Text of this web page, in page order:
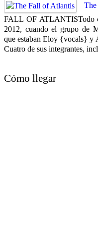
FALL OF ATLANTISTodo
2012, cuando el grupo de
que estaban Eloy {vocals} y
Cuatro de sus integrantes,
Cómo llegar